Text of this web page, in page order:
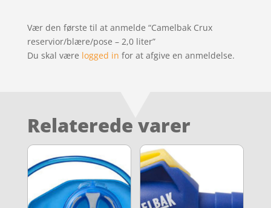
Vær den første til at anmelde “Camelbak Crux
reservior/blære/pose – 2,0 liter”
Du skal være logged in for at afgive en anmeldelse.
Relaterede varer